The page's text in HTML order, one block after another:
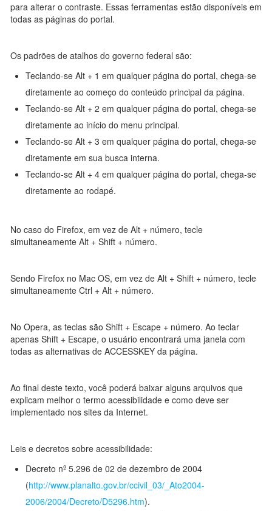
para alterar o contraste. Essas ferramentas estão disponíveis em
todas as páginas do portal.
Os padrões de atalhos do governo federal são:
Teclando-se Alt + 1 em qualquer página do portal, chega-se
diretamente ao começo do conteúdo principal da página.
Teclando-se Alt + 2 em qualquer página do portal, chega-se
diretamente ao início do menu principal.
Teclando-se Alt + 3 em qualquer página do portal, chega-se
diretamente em sua busca interna.
Teclando-se Alt + 4 em qualquer página do portal, chega-se
diretamente ao rodapé.
No caso do Firefox, em vez de Alt + número, tecle
simultaneamente Alt + Shift + número.
Sendo Firefox no Mac OS, em vez de Alt + Shift + número, tecle
simultaneamente Ctrl + Alt + número.
No Opera, as teclas são Shift + Escape + número. Ao teclar
apenas Shift + Escape, o usuário encontrará uma janela com
todas as alternativas de ACCESSKEY da página.
Ao final deste texto, você poderá baixar alguns arquivos que
explicam melhor o termo acessibilidade e como deve ser
implementado nos sites da Internet.
Leis e decretos sobre acessibilidade:
Decreto nº 5.296 de 02 de dezembro de 2004
(http://www.planalto.gov.br/ccivil_03/_Ato2004-
2006/2004/Decreto/D5296.htm).